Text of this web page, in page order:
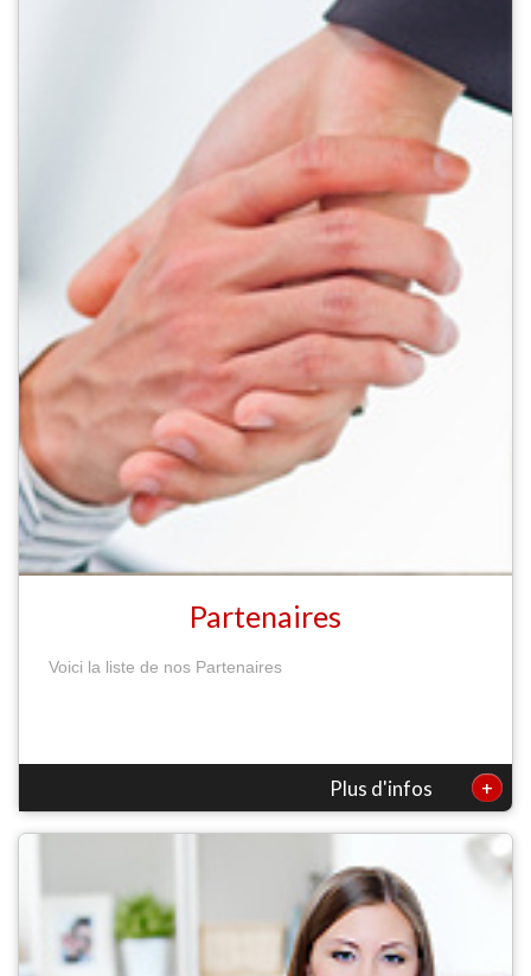
Partenaires
Voici la liste de nos Partenaires
Plus d'infos +